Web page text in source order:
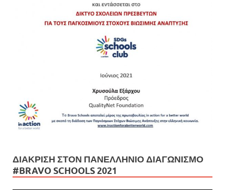
ΔΙΆΚΡΙΣΗ ΣΤΟΝ ΠΑΝΕΛΛΉΝΙΟ ΔΙΑΓΩΝΙΣΜΌ
#BRAVO SCHOOLS 2021